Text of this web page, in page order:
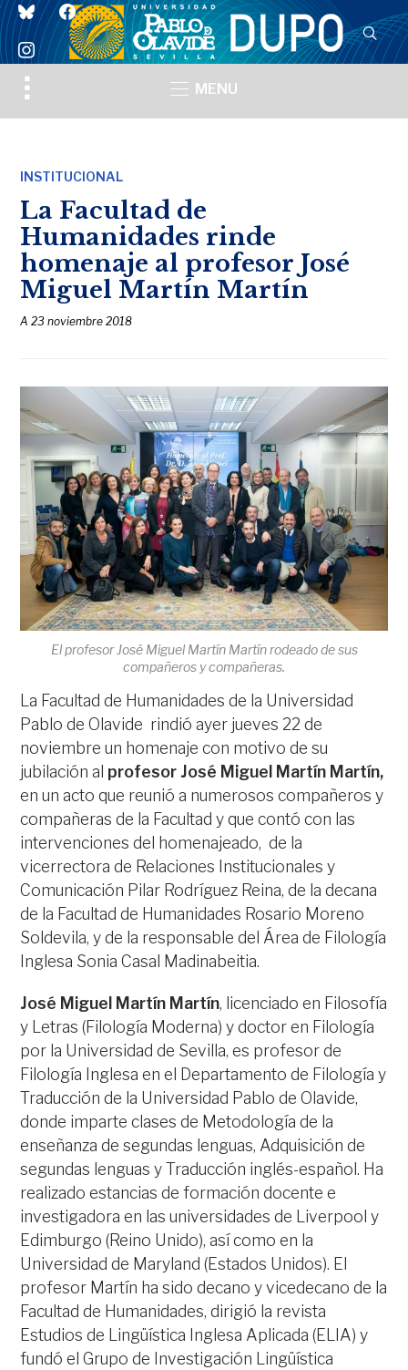
blueskyfacebook
instagram
Toggle
sidebar
MENU
INSTITUCIONAL
La Facultad de
Humanidades rinde
homenaje al profesor José
Miguel Martín Martín
A23 noviembre 2018
El profesor José Miguel Martín Martín rodeado de sus
compañeros y compañeras.
La Facultad de Humanidades de la Universidad
Pablo de Olavide rindió ayer jueves 22 de
noviembre un homenaje con motivo de su
jubilación al profesor José Miguel Martín Martín,
en un acto que reunió a numerosos compañeros y
compañeras de la Facultad y que contó con las
intervenciones del homenajeado, de la
vicerrectora de Relaciones Institucionales y
Comunicación Pilar Rodríguez Reina, de la decana
de la Facultad de Humanidades Rosario Moreno
Soldevila, y de la responsable del Área de Filología
Inglesa Sonia Casal Madinabeitia.
José Miguel Martín Martín, licenciado en Filosofía
y Letras (Filología Moderna) y doctor en Filología
por la Universidad de Sevilla, es profesor de
Filología Inglesa en el Departamento de Filología y
Traducción de la Universidad Pablo de Olavide,
donde imparte clases de Metodología de la
enseñanza de segundas lenguas, Adquisición de
segundas lenguas y Traducción inglés-español. Ha
realizado estancias de formación docente e
investigadora en las universidades de Liverpool y
Edimburgo (Reino Unido), así como en la
Universidad de Maryland (Estados Unidos). El
profesor Martín ha sido decano y vicedecano de la
Facultad de Humanidades, dirigió la revista
Estudios de Lingüística Inglesa Aplicada (ELIA) y
fundó el Grupo de Investigación Lingüística